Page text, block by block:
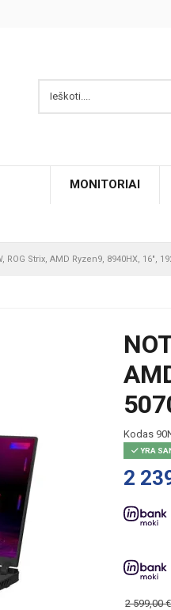
MONITORIAI
ROG Strix, AMD Ryzen9, 8940HX, 16",
Kodas
YRA
2
2 599,00 €